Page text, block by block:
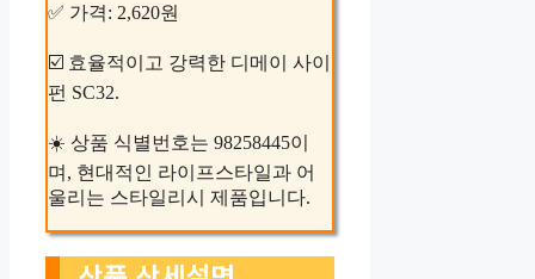
✅ 가격: 2,620원
☑️ 효율적이고 강력한 디메이 사이
펀 SC32.
☀️ 상품 식별번호는 98258445이
며, 현대적인 라이프스타일과 어
울리는 스타일리시 제품입니다.